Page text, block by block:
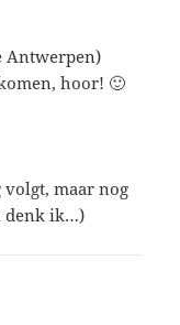
Antwerpen)
hoor! 🙂
maar nog
denk ik…)